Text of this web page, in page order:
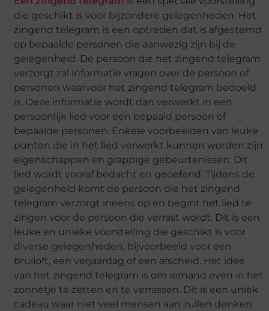
die geschikt is voor bijzondere gelegenheden. Het
zingend telegram is een optreden dat is afgestemd
op bepaalde personen die aanwezig zijn bij de
gelegenheid. De persoon die het zingend telegram
verzorgt zal informatie vragen over de persoon of
personen waarvoor het zingend telegram bedoeld
is. Deze informatie wordt dan verwerkt in een
persoonlijk lied voor een bepaald persoon of
bepaalde personen. Enkele voorbeelden van leuke
punten die in het lied verwerkt kunnen worden zijn
eigenschappen en grappige gebeurtenissen. Dit
lied wordt vooraf bedacht en geoefend. Tijdens de
gelegenheid komt de persoon die het zingend
telegram verzorgt ineens op en begint het lied te
zingen voor de persoon die verrast wordt. Dit is een
leuke en unieke voorstelling die geschikt is voor
diverse gelegenheden, bijvoorbeeld voor een
bruiloft, een verjaardag of een afscheid. Het idee
van het zingend telegram is om iemand even in het
zonnetje te zetten en te verrassen. Dit is een uniek
cadeau waar niet veel mensen aan zullen denken.